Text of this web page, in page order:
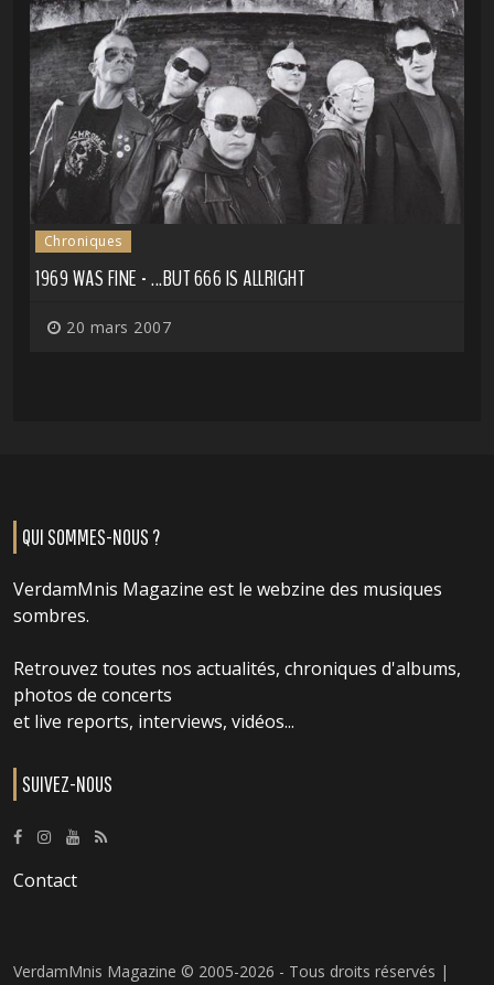
Chroniques
1969 WAS FINE - ...BUT 666 IS ALLRIGHT
20 mars 2007
QUI SOMMES-NOUS ?
VerdamMnis Magazine est le webzine des musiques
sombres.
Retrouvez toutes nos actualités, chroniques d'albums,
photos de concerts
et live reports, interviews, vidéos...
SUIVEZ-NOUS
Contact
VerdamMnis Magazine © 2005-2026 - Tous droits réservés |